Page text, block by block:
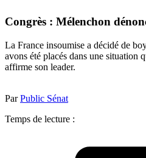
Congrès : Mélenchon
La France insoumise a décidé de
avons été placés dans une situation
affirme son leader.
ParPublic Sénat
Temps de lecture :